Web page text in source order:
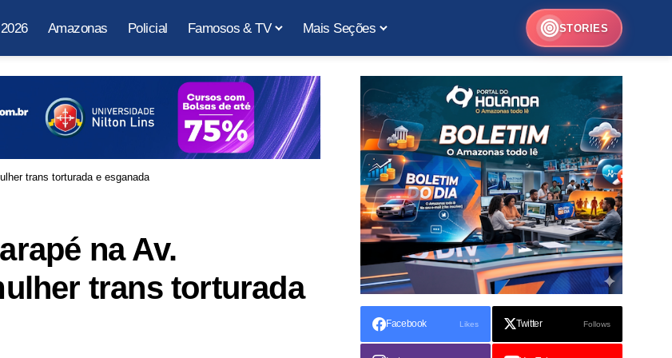
Amazonas Policial Famosos & TV Mais Seções STORIES
trans torturada e esganada
na Av.
trans torturada
Facebook Likes Twitter Follows